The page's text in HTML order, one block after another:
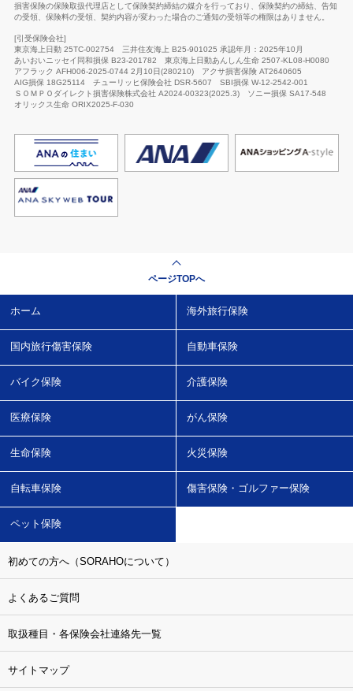
損害保険の保険取扱代理店として保険契約締結の媒介を行っており、保険契約の締結、告知
の受領、保険料の受領、契約内容が変わった場合のご通知の受領等の権限はありません。
[引受保険会社]
東京海上日動 25TC-002754
三井住友海上 B25-901025 承認年月：2025年10月
あいおいニッセイ同和損保 B23-201782
東京海上日動あんしん生命 2507-KL08-H0080
アフラック AFH006-2025-0744 2月10日(280210)
アクサ損害保険 AT2640605
AIG損保 18G25114
チューリッヒ保険会社 DSR-5607
SBI損保 W-12-2542-001
ＳＯＭＰＯダイレクト損害保険株式会社 A2024-00323(2025.3)
ソニー損保 SA17-548
オリックス生命 ORIX2025-F-030
ページTOPへ
ホーム 海外旅行保険
国内旅行傷害保険 自動車保険
バイク保険 介護保険
医療保険 がん保険
生命保険 火災保険
自転車保険 傷害保険・ゴルファー保険
ペット保険
初めての方へ（SORAHOについて）
よくあるご質問
取扱種目・各保険会社連絡先一覧
サイトマップ